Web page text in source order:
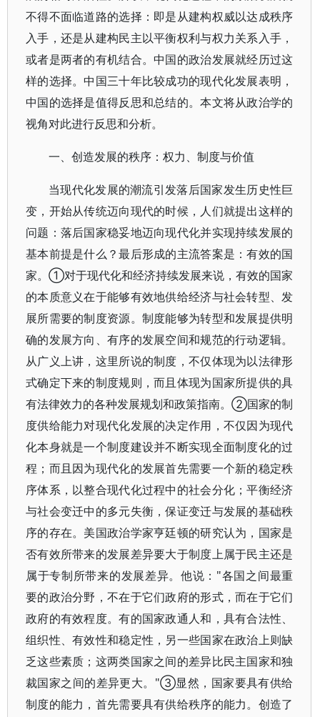
不得不面临道路的选择：即是从建构权威以达成秩序
入手，还是从建构民主以平衡权利与权力关系入手，
或者是两者的有机结合。中国的政治发展就经历过这
样的选择。中国三十年比较成功的现代化发展表明，
中国的选择是值得反思和总结的。本文将从政治学的
视角对此进行反思和分析。
一、创造发展的秩序：权力、制度与价值
当现代化发展的潮流引发落后国家发生历史性巨
变，开始从传统迈向现代的时候，人们就提出这样的
问题：落后国家稳妥地迈向现代化并实现持续发展的
基本前提是什么？最后形成的主流答案是：有效的国
家。①对于现代化和经济持续发展来说，有效的国家
的本质意义在于能够有效地供给经济与社会转型、发
展所需要的制度资源。制度能够为转型和发展提供明
确的发展方向、有序的发展空间和规范的行动逻辑。
从广义上讲，这里所说的制度，不仅体现为以法律形
式确定下来的制度规则，而且体现为国家所提供的具
有法律效力的各种发展规划和政策指南。②国家的制
度供给能力对现代化发展的决定作用，不仅因为现代
化本身就是一个制度建设并不断实现全面制度化的过
程；而且因为现代化的发展首先需要一个新的稳定秩
序体系，以整合现代化过程中的社会分化；平衡经济
与社会变迁中的多元失衡，保证变迁与发展的基础秩
序的存在。美国政治学家亨廷顿的研究认为，国家是
否有效所带来的发展差异要大于制度上属于民主还是
属于专制所带来的发展差异。他说："各国之间最重
要的政治分野，不在于它们政府的形式，而在于它们
政府的有效程度。有的国家政通人和，具有合法性、
组织性、有效性和稳定性，另一些国家在政治上则缺
乏这些素质；这两类国家之间的差异比民主国家和独
裁国家之间的差异更大。"③显然，国家要具有供给
制度的能力，首先需要具有供给秩序的能力。创造了